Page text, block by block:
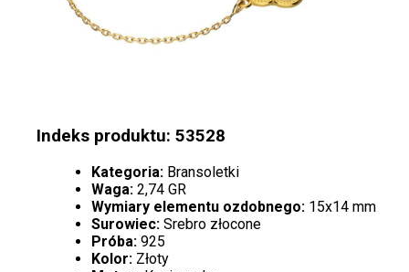
Indeks produktu: 53528
Kategoria: Bransoletki
Waga: 2,74 GR
Wymiary elementu ozdobnego: 15x14 mm
Surowiec: Srebro złocone
Próba: 925
Kolor: Złoty